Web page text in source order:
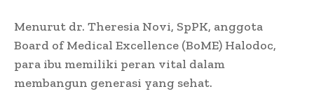
Menurut dr. Theresia Novi, SpPK, anggota
Board of Medical Excellence (BoME) Halodoc,
para ibu memiliki peran vital dalam
membangun generasi yang sehat.